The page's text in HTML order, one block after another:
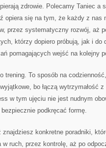
zdrowie. Polecamy Taniec a
opiera się na tym, że każdy z nas
przez systematyczny rozwój, aż
którzy dopiero próbują, jak i do
pomagających wejść na kolejny
trening. To sposób na
bo łączą wytrzymałość
w tym ujęciu nie jest nudnym
podkręcać formę.
znajdziesz konkretne poradniki,
w ruch, przez kontrolę, aż po